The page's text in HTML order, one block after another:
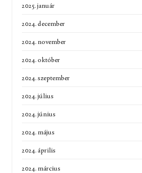
2025. január
2024. december
2024. november
2024. október
2024. szeptember
2024. július
2024. június
2024. május
2024. április
2024. március